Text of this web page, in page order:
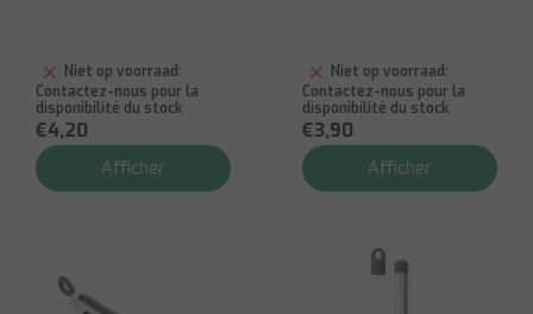
Niet op voorraad:
Contactez-nous pour la
disponibilité du stock
€4,20
Afficher
Niet op voorraad:
Contactez-nous pour la
disponibilité du stock
€3,90
Afficher